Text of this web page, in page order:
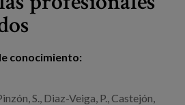
conocimiento:
S., Diaz-Veiga, P., Castejón,